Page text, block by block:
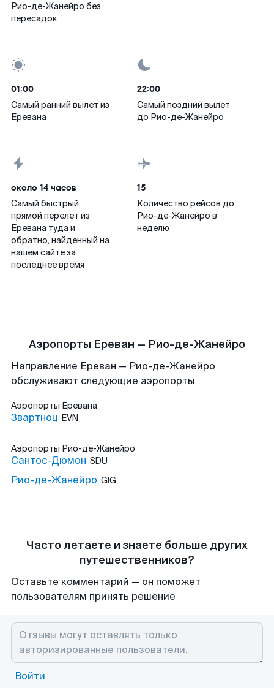
Рио-де-Жанейро без
пересадок
01:00
Самый ранний вылет из
Еревана
22:00
Самый поздний вылет
до Рио-де-Жанейро
около 14 часов
Самый быстрый
прямой перелет из
Еревана туда и
обратно, найденный на
нашем сайте за
последнее время
15
Количество рейсов до
Рио-де-Жанейро в
неделю
Аэропорты Ереван — Рио-де-Жанейро
Направление Ереван — Рио-де-Жанейро
обслуживают следующие аэропорты
Аэропорты Еревана
Звартноц EVN
Аэропорты Рио-де-Жанейро
Сантос-Дюмон SDU
Рио-де-Жанейро GIG
Часто летаете и знаете больше других
путешественников?
Оставьте комментарий — он поможет
пользователям принять решение
Войти